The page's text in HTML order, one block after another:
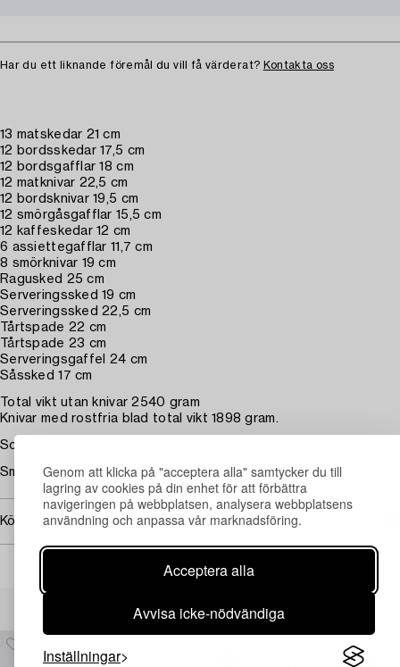
Genom att klicka på "acceptera alla" samtycker du till
lagring av cookies på din enhet för att förbättra
navigeringen på webbplatsen, analysera webbplatsens
användning och anpassa vår marknadsföring.
Acceptera alla
Avvisa icke-nödvändiga
Inställningar
Har du ett liknande föremål du vill få värderat? Kontakta oss
13 matskedar 21 cm
12 bordsskedar 17,5 cm
12 bordsgafflar 18 cm
12 matknivar 22,5 cm
12 bordsknivar 19,5 cm
12 smörgåsgafflar 15,5 cm
12 kaffeskedar 12 cm
6 assiettegafflar 11,7 cm
8 smörknivar 19 cm
Ragusked 25 cm
Serveringssked 19 cm
Serveringssked 22,5 cm
Tårtspade 22 cm
Tårtspade 23 cm
Serveringsgaffel 24 cm
Såssked 17 cm
Total vikt utan knivar 2540 gram
Knivar med rostfria blad total vikt 1898 gram.
Schatull i teakfaner 41 x 31, höjd 20 cm.
Smärre slitage. Schatull med smärre fanerskador.
Köpinformation